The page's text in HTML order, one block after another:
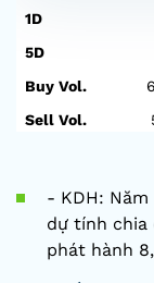
1D
5D
Buy Vol.
Sell Vol.
- KDH:
dự tính chia
phát hành